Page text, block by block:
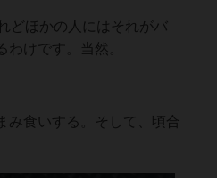
どほかの人にはそれがバ
けです。当然。
み食いする。そして、頃合